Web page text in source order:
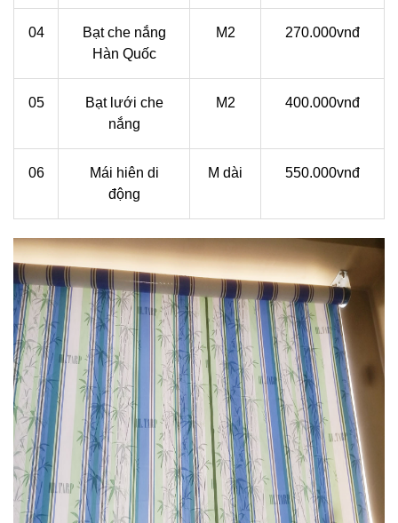
04
Bạt che nắng
Hàn Quốc
M2 270.000vnđ
05
Bạt lưới che
nắng
M2 400.000vnđ
06
Mái hiên di
động
M dài 550.000vnđ